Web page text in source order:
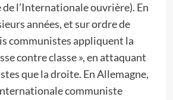
l’Internationale ouvrière). En
années, et sur ordre de
communistes appliquent la
contre classe », en attaquant
que la droite. En Allemagne,
communiste